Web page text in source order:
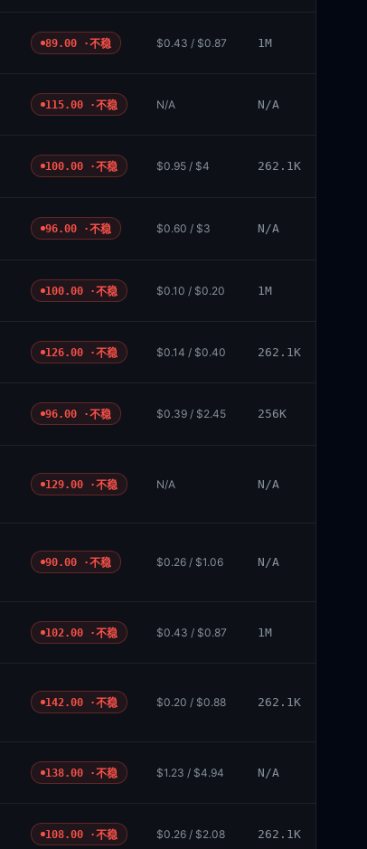
89.00 ·不稳 $0.43 / $0.87 1M
115.00 ·不稳 N/A N/A
100.00 ·不稳 $0.95 / $4 262.1K
96.00 ·不稳 $0.60 / $3 N/A
100.00 ·不稳 $0.10 / $0.20 1M
126.00 ·不稳 $0.14 / $0.40 262.1K
96.00 ·不稳 $0.39 / $2.45 256K
129.00 ·不稳 N/A N/A
90.00 ·不稳 $0.26 / $1.06 N/A
102.00 ·不稳 $0.43 / $0.87 1M
142.00 ·不稳 $0.20 / $0.88 262.1K
138.00 ·不稳 $1.23 / $4.94 N/A
108.00 ·不稳 $0.26 / $2.08 262.1K